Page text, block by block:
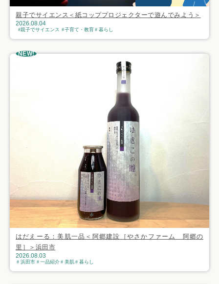
親子でサイエンス＜紙コッププロジェクターで遊んでみよう＞
2026.08.04
親子でサイエンス 子育て・教育 暮らし
NEW!
はだえーる：美肌一品＜阿郷建設［やさかファーム 阿郷の
里］＞浜田市
2026.08.03
浜田市 一品紹介 美肌 暮らし